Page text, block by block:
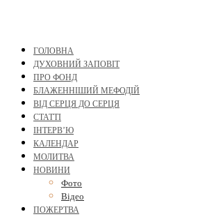
ГОЛОВНА
ДУХОВНИЙ ЗАПОВІТ
ПРО ФОНД
БЛАЖЕННІШИЙ МЕФОДІЙ
ВІД СЕРЦЯ ДО СЕРЦЯ
СТАТТІ
ІНТЕРВ’Ю
КАЛЕНДАР
МОЛИТВА
НОВИНИ
Фото
Відео
ПОЖЕРТВА